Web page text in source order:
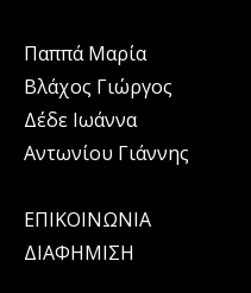
Παππά Μαρία
Βλάχος Γιώργος
Δέδε Ιωάννα
Αντωνίου Γιάννης
ΕΠΙΚΟΙΝΩΝΙΑ
ΔΙΑΦΗΜΙΣΗ